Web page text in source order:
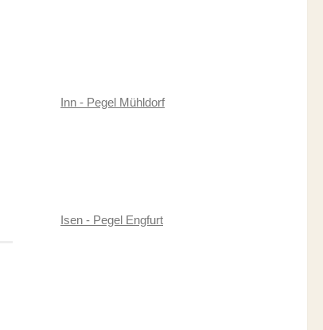
Inn - Pegel Mühldorf
Isen - Pegel Engfurt